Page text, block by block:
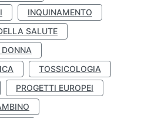
INQUINAMENTO
SALUTE
TOSSICOLOGIA
PROGETTI EUROPEI